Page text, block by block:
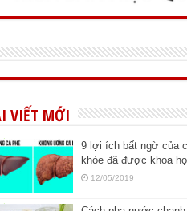
VIẾT MỚI
9 lợi ích bất ngờ của
khỏe đã được khoa
12/05/2019